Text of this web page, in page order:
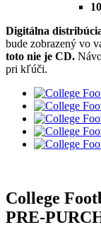
Digitálna
bude zobrazený vo
toto nie je CD.
pri kľúči.
College
PRE-